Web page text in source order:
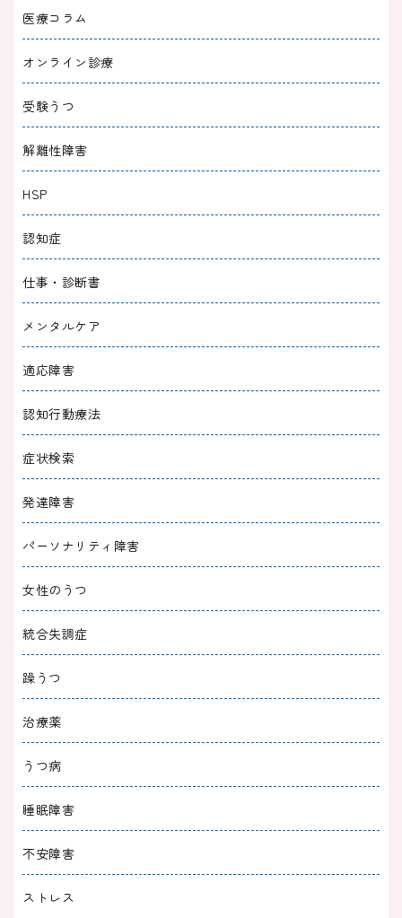
2025/05/31 適応障害
適応障害の治し方｜自分でできる対処法や回復
2025/04/30
適応障害と嘘をつく人を見抜くポイント｜嘘だ
と感じる理由や接し方
2025/04/30 適応障害
適応障害に波があるのは普通？理由と5つの対
2025/04/30
適応障害をセルフチェックしよう｜症状や対処
法を解説
2025/04/30
適応障害とうつ病の違い｜症状やきっかけ、回
復までの期間ごとに解説
2024/11/30
適応障害で復職後にしんどいときの対処法｜乗
り越えるための働き方
2024/11/20
適応障害で傷病手当金がもらえない５つの理由
｜受給条件や申請方法を詳しく解説
2024/10/31
適応障害で休職したいけどお金がない！利用で
きる制度と過ごし方のコツ
医療コラム
オンライン診療
受験うつ
解離性障害
HSP
認知症
仕事・診断書
メンタルケア
適応障害
認知行動療法
症状検索
発達障害
パーソナリティ障害
女性のうつ
統合失調症
躁うつ
治療薬
うつ病
睡眠障害
不安障害
ストレス